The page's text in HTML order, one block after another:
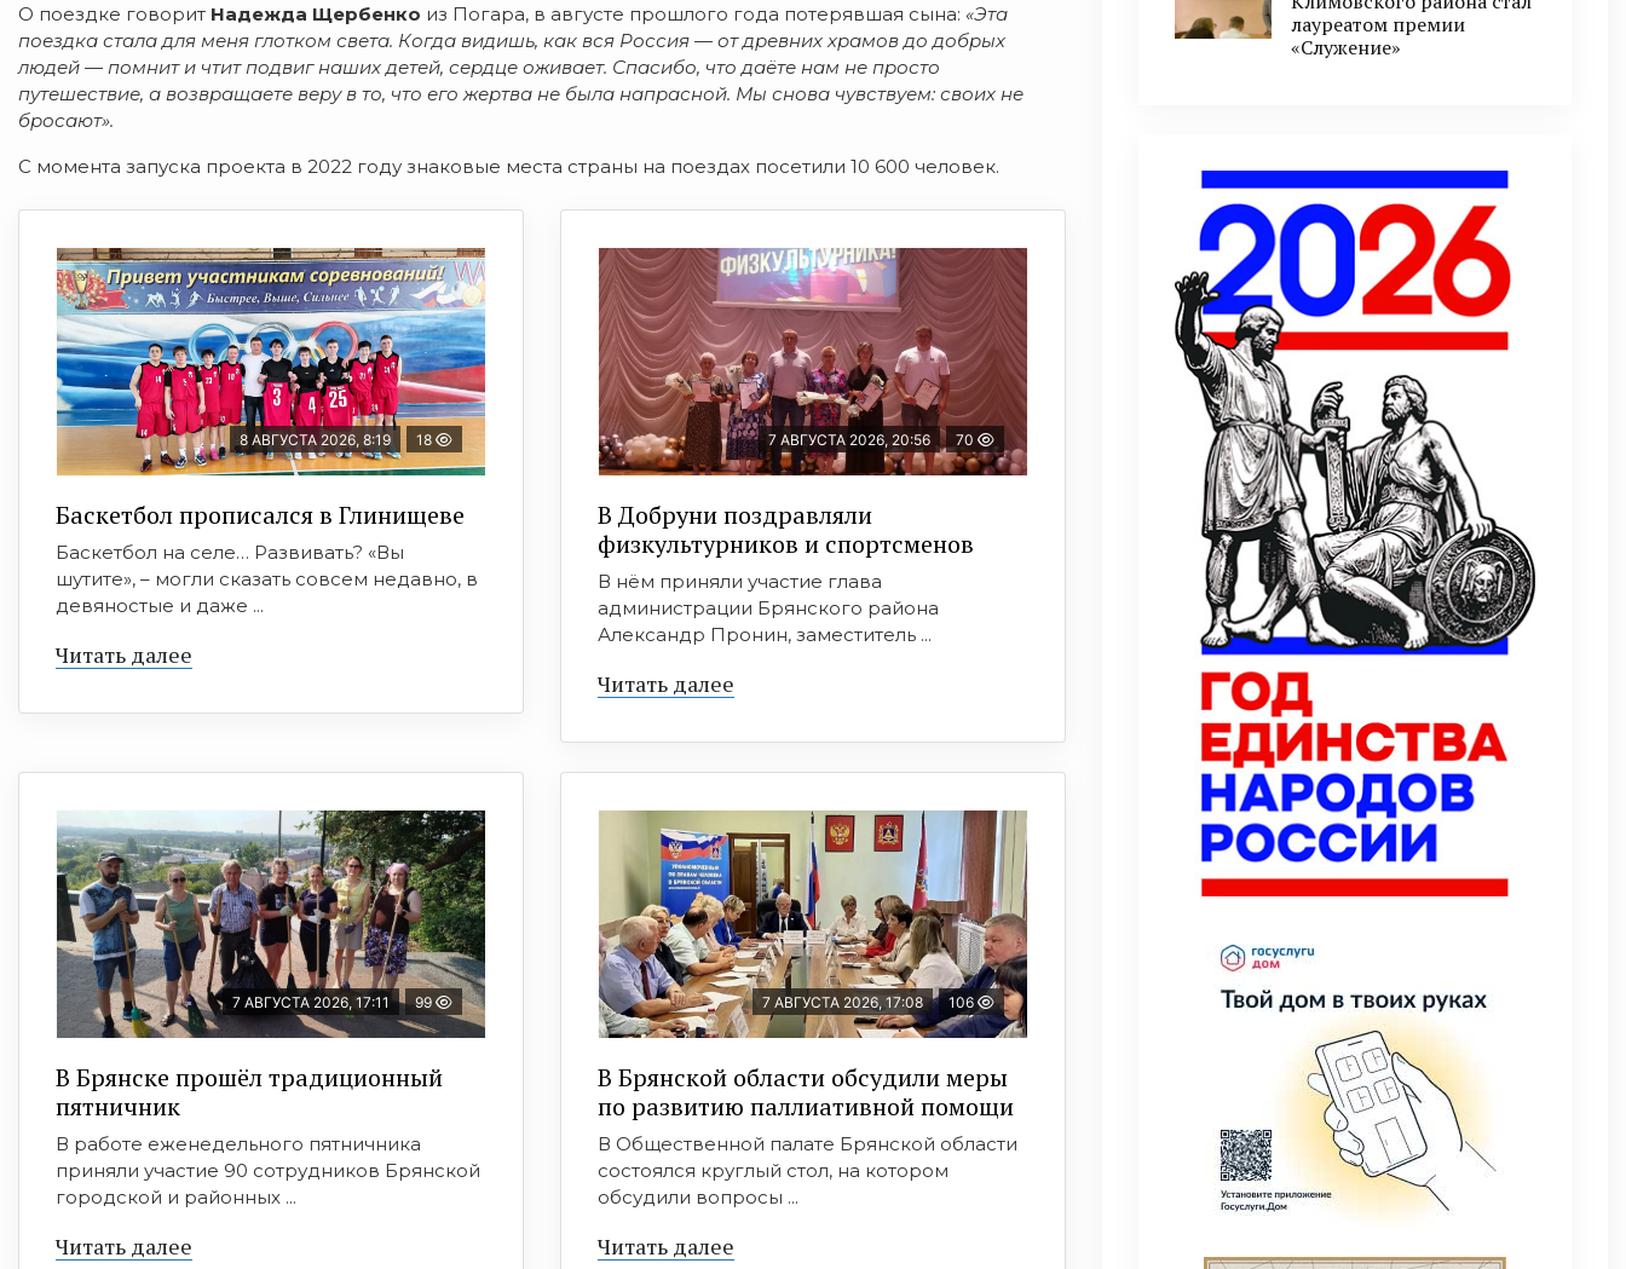
О поездке говорит Надежда Щербенко из Погара, в августе прошлого года потерявшая сына: «Эта
поездка стала для меня глотком света. Когда видишь, как вся Россия — от древних храмов до добрых
людей — помнит и чтит подвиг наших детей, сердце оживает. Спасибо, что даёте нам не просто
путешествие, а возвращаете веру в то, что его жертва не была напрасной. Мы снова чувствуем: своих не
бросают».
С момента запуска проекта в 2022 году знаковые места страны на поездах посетили 10 600 человек.
8 АВГУСТА 2026, 8:19 18
Баскетбол прописался в Глинищеве
Баскетбол на селе… Развивать? «Вы
шутите», – могли сказать совсем недавно, в
девяностые и даже ...
Читать далее
7 АВГУСТА 2026, 20:56 70
В Добруни поздравляли
физкультурников и спортсменов
В нём приняли участие глава
администрации Брянского района
Александр Пронин, заместитель ...
Читать далее
7 АВГУСТА 2026, 17:11 99
В Брянске прошёл традиционный
пятничник
В работе еженедельного пятничника
приняли участие 90 сотрудников Брянской
городской и районных ...
Читать далее
7 АВГУСТА 2026, 17:08 106
В Брянской области обсудили меры
по развитию паллиативной помощи
В Общественной палате Брянской области
состоялся круглый стол, на котором
обсудили вопросы ...
Читать далее
лауреатом премии
«Служение»